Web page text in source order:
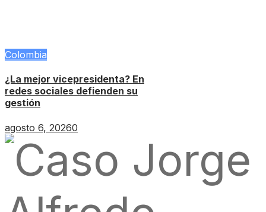
Colombia
¿La mejor vicepresidenta? En
redes sociales defienden su
gestión
agosto 6, 20260